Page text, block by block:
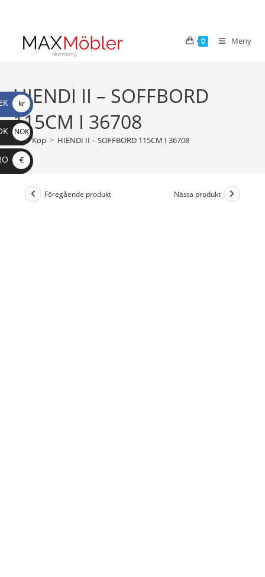
0 Meny
HIENDI II – SOFFBORD
115CM I 36708
> Köp > HIENDI II – SOFFBORD 115CM I 36708
Föregående produkt Nästa produkt
kr
NOK
€